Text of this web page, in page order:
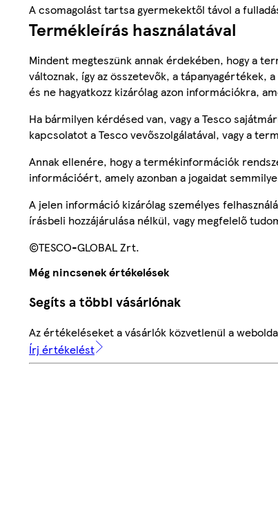
A csomagolást tartsa gyermekektől távol a
Termékleírás használatával
Mindent megteszünk annak érdekében, hogy a
változnak, így az összetevők, a
és ne hagyatkozz kizárólag azon információkra,
Ha bármilyen kérdésed van, vagy a Tesco
kapcsolatot a Tesco vevőszolgálatával, vagy a
Annak ellenére, hogy a termékinformációk
információért, amely azonban a jogaidat
A jelen információ kizárólag személyes
írásbeli hozzájárulása nélkül, vagy megfelelő
©TESCO-GLOBAL Zrt.
Még nincsenek értékelések
Segíts a többi vásárlónak
Az értékeléseket a vásárlók közvetlenül a
Írj értékelést